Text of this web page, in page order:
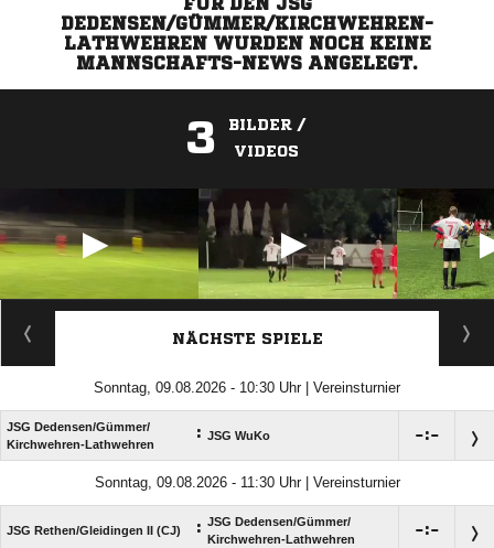
FÜR DEN JSG
DEDENSEN/GÜMMER/KIRCHWEHREN-
LATHWEHREN WURDEN NOCH KEINE
MANNSCHAFTS-NEWS ANGELEGT.
3
BILDER /
VIDEOS
ANZEIGE
NÄCHSTE SPIELE
Sonntag, 09.08.2026 - 10:30 Uhr | Vereinsturnier
JSG Dedensen/​Gümmer/​
Kirchwehren-Lathwehren
: JSG WuKo :
Sonntag, 09.08.2026 - 11:30 Uhr | Vereinsturnier
JSG Rethen/​Gleidingen II (CJ) : JSG Dedensen/​Gümmer/​
Kirchwehren-Lathwehren
: